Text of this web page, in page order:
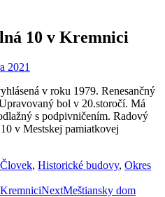
10 v Kremnici
2021
v roku 1979. Renesančný
bol v 20.storočí. Má
s podpivničením. Radový
v Mestskej pamiatkovej
Človek, Historické budovy, Okres
NextMeštiansky dom